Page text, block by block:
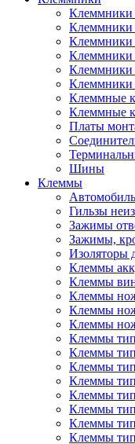
Клеммники
Клеммники
Клеммники
Клеммники
Клеммники
Клеммные
Клеммные
Платы
Шины
Клеммы
Гильзы
Зажимы
Зажимы,
Изоляторы
Клеммы
Клеммы
Клеммы
Клеммы
Клеммы
Клеммы
Клеммы
Клеммы
Клеммы
Клеммы
Клеммы
Клеммы
Клеммы